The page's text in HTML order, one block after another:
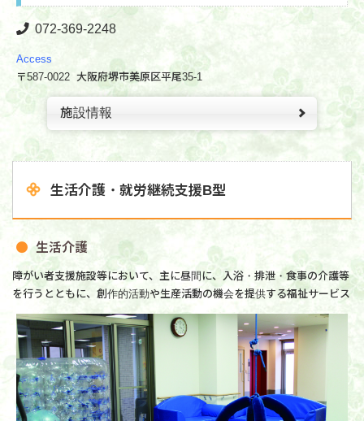
072-369-2248
Access
〒587-0022 大阪府堺市美原区平尾35-1
施設情報
生活介護・就労継続支援B型
生活介護
障がい者支援施設等において、主に昼間に、入浴・排泄・食事の介護等
を行うとともに、創作的活動や生産活動の機会を提供する福祉サービス